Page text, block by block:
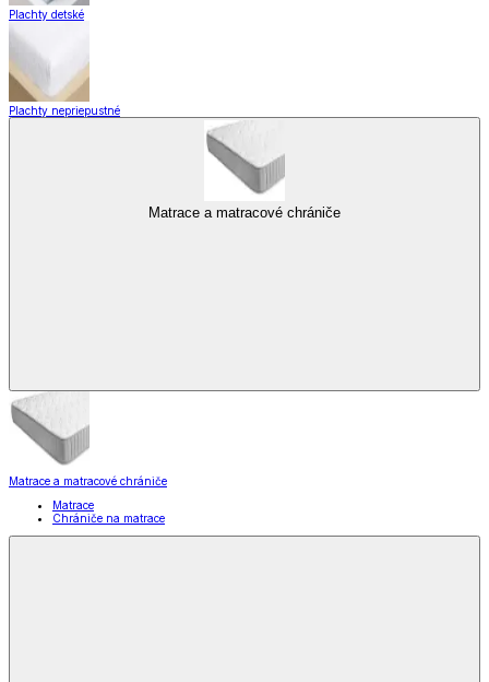
Plachty detské
Plachty nepriepustné
Matrace a matracové chrániče
Matrace a matracové chrániče
Matrace
Chrániče na matrace